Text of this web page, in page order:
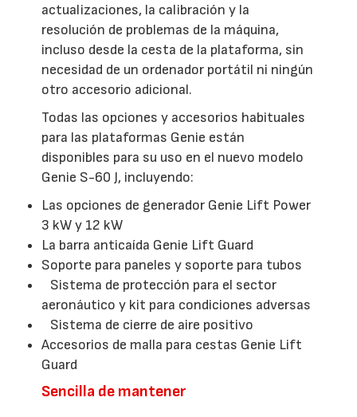
actualizaciones, la calibración y la
resolución de problemas de la máquina,
incluso desde la cesta de la plataforma, sin
necesidad de un ordenador portátil ni ningún
otro accesorio adicional.
Todas las opciones y accesorios habituales
para las plataformas Genie están
disponibles para su uso en el nuevo modelo
Genie S-60 J, incluyendo:
Las opciones de generador Genie Lift Power
3 kW y 12 kW
La barra anticaída Genie Lift Guard
Soporte para paneles y soporte para tubos
Sistema de protección para el sector
aeronáutico y kit para condiciones adversas
Sistema de cierre de aire positivo
Accesorios de malla para cestas Genie Lift
Guard
Sencilla de mantener